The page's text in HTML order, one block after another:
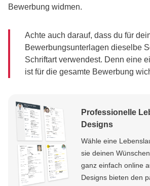
Bewerbung widmen.
Achte auch darauf, dass du für
Bewerbungsunterlagen dieselbe
Schriftart verwendest. Denn eine
ist für die gesamte Bewerbung
Professionelle
Designs
Wähle eine
sie deinen
ganz einfach online
Designs bieten den